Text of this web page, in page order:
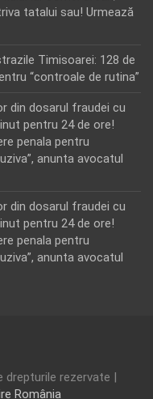
tatalui sau! Urmează
Timisoarei: 128 de
“controale de rutina”
din dosarul fraudei cu
pentru 24 de ore!
penala pentru
anunta avocatul
din dosarul fraudei cu
pentru 24 de ore!
penala pentru
anunta avocatul
drepturile rezervate |
România